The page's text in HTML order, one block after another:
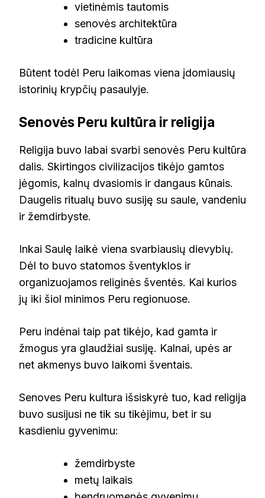
vietinėmis tautomis
senovės architektūra
tradicine kultūra
Būtent todėl Peru laikomas viena įdomiausių
istorinių krypčių pasaulyje.
Senovės Peru kultūra ir religija
Religija buvo labai svarbi senovės Peru kultūra
dalis. Skirtingos civilizacijos tikėjo gamtos
jėgomis, kalnų dvasiomis ir dangaus kūnais.
Daugelis ritualų buvo susiję su saule, vandeniu
ir žemdirbyste.
Inkai Saulę laikė viena svarbiausių dievybių.
Dėl to buvo statomos šventyklos ir
organizuojamos religinės šventės. Kai kurios
jų iki šiol minimos Peru regionuose.
Peru indėnai taip pat tikėjo, kad gamta ir
žmogus yra glaudžiai susiję. Kalnai, upės ar
net akmenys buvo laikomi šventais.
Senoves Peru kultura išsiskyrė tuo, kad religija
buvo susijusi ne tik su tikėjimu, bet ir su
kasdieniu gyvenimu:
žemdirbyste
metų laikais